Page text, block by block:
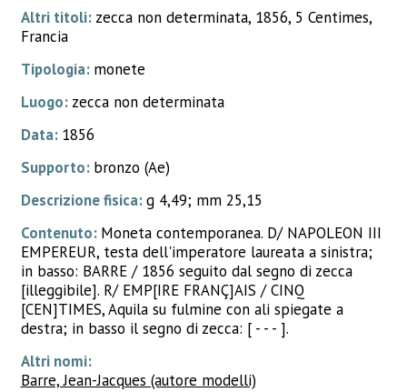
Altri titoli: zecca non determinata, 1856, 5 Centimes,
Francia
Tipologia: monete
Luogo: zecca non determinata
Data: 1856
Supporto: bronzo (Ae)
Descrizione fisica:g 4,49; mm 25,15
Contenuto: Moneta contemporanea. D/ NAPOLEON III
EMPEREUR, testa dell'imperatore laureata a sinistra;
in basso: BARRE / 1856 seguito dal segno di zecca
[illeggibile]. R/ EMP[IRE FRANÇ]AIS / CINQ
[CEN]TIMES, Aquila su fulmine con ali spiegate a
destra; in basso il segno di zecca: [ - - - ].
Altri nomi:
Barre, Jean-Jacques (autore modelli)